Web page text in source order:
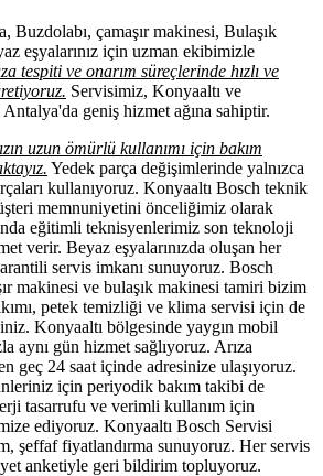
Buzdolabı, çamaşır makinesi, Bulaşık
eşyalarınız için uzman ekibimizle
tespiti ve onarım süreçlerinde hızlı ve
Servisimiz, Konyaaltı ve
geniş hizmet ağına sahiptir.
uzun ömürlü kullanımı için bakım
Yedek parça değişimlerinde yalnızca
kullanıyoruz. Konyaaltı Bosch teknik
memnuniyetini önceliğimiz olarak
eğitimli teknisyenlerimiz son teknoloji
verir. Beyaz eşyalarınızda oluşan her
servis imkanı sunuyoruz. Bosch
makinesi ve bulaşık makinesi tamiri bizim
petek temizliği ve klima servisi için de
Konyaaltı bölgesinde yaygın mobil
aynı gün hizmet sağlıyoruz. Arıza
geç 24 saat içinde adresinize ulaşıyoruz.
için periyodik bakım takibi de
tasarrufu ve verimli kullanım için
ediyoruz. Konyaaltı Bosch Servisi
şeffaf fiyatlandırma sunuyoruz. Her servis
anketiyle geri bildirim topluyoruz.